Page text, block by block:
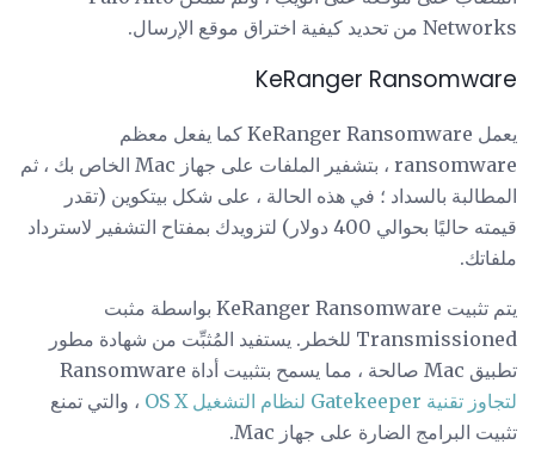
Networks من تحديد كيفية اختراق موقع الإرسال.
KeRanger Ransomware
يعمل KeRanger Ransomware كما يفعل معظم
ransomware ، بتشفير الملفات على جهاز Mac الخاص بك ، ثم
المطالبة بالسداد ؛ في هذه الحالة ، على شكل بيتكوين (تقدر
قيمته حاليًا بحوالي 400 دولار) لتزويدك بمفتاح التشفير لاسترداد
ملفاتك.
يتم تثبيت KeRanger Ransomware بواسطة مثبت
Transmissioned للخطر. يستفيد المُثبِّت من شهادة مطور
تطبيق Mac صالحة ، مما يسمح بتثبيت أداة Ransomware
لتجاوز تقنية Gatekeeper لنظام التشغيل OS X
، والتي تمنع
تثبيت البرامج الضارة على جهاز Mac.